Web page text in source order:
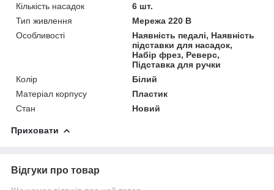
Кількість насадок
6 шт.
Тип живлення
Мережа 220 В
Особливості
Наявність педалі, Наявність
підставки для насадок,
Набір фрез, Реверс,
Підставка для ручки
Колір
Білий
Матеріал корпусу
Пластик
Стан
Новий
Приховати
Відгуки про товар